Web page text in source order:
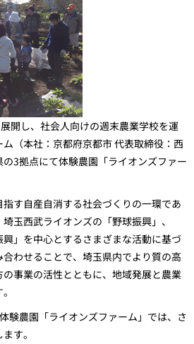
開し、社会人向けの週末農業学校を運
（本社：京都府京都市 代表取締役：西
3拠点にて体験農園「ライオンズファー
す自産自消する社会づくりの一環であ
玉西武ライオンズの「野球振興」、
興」を中心とするさまざまな活動に基づ
わせることで、埼玉県内でより質の高
事業の活性とともに、地域発展と農業
験農園「ライオンズファーム」では、さ
す。